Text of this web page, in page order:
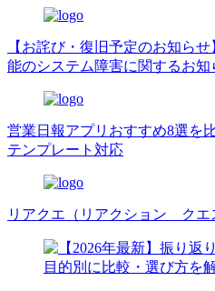
【お詫び・復旧予定のお知ら
能のシステム障害に関するお知
営業日報アプリおすすめ8選を
テンプレート対応
リアクエ（リアクション クエ